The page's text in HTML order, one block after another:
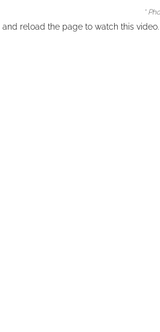
*
and reload the page to watch this video.